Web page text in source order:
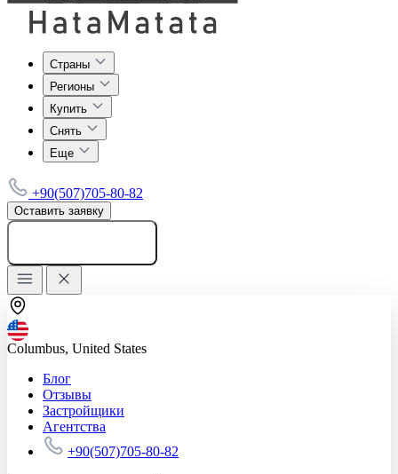
Страны
Регионы
Купить
Снять
Еще
+90(507)705-80-82
Оставить заявку
Columbus, United States
Блог
Отзывы
Застройщики
Агентства
+90(507)705-80-82